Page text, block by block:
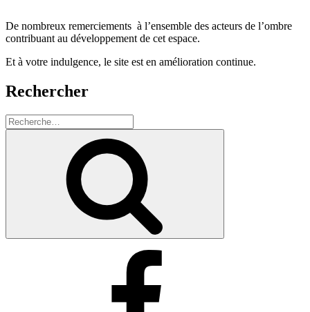
De nombreux remerciements à l’ensemble des acteurs de l’ombre
contribuant au développement de cet espace.
Et à votre indulgence, le site est en amélioration continue.
Rechercher
Recherche
pour